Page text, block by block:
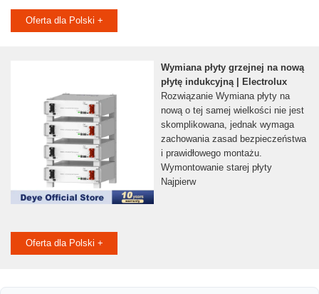
Oferta dla Polski +
Wymiana płyty grzejnej na nową
płytę indukcyjną | Electrolux
Rozwiązanie Wymiana płyty na
nową o tej samej wielkości nie jest
skomplikowana, jednak wymaga
zachowania zasad bezpieczeństwa
i prawidłowego montażu.
Wymontowanie starej płyty
Najpierw
Oferta dla Polski +